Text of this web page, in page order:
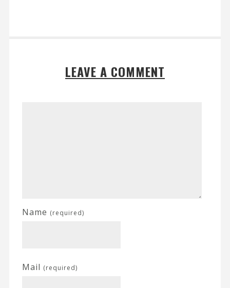
LEAVE A COMMENT
Name (required)
Mail (required)